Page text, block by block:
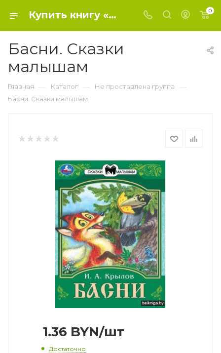
Купить книгу «Басни. Сказки малышам» 2023, И.А. Крылов - Не проставлена группа 0
Басни. Сказки
малышам
Главная — Каталог — Не проставлена группа —
Басни. Сказки малышам
1.36 BYN/шт
Достаточно